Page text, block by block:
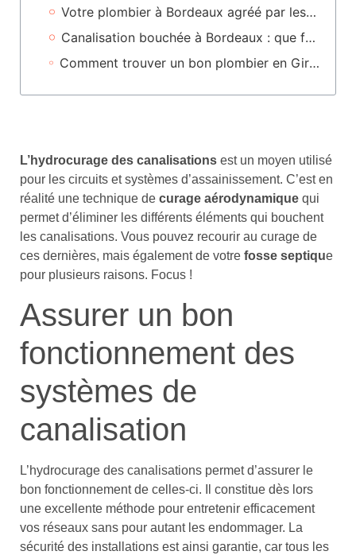
Votre plombier à Bordeaux agréé par les assurances
Canalisation bouchée à Bordeaux : que faire ?
Comment trouver un bon plombier en Gironde ou en Nouvelle-Aquitaine ?
L’hydrocurage des canalisations est un moyen utilisé
pour les circuits et systèmes d’assainissement. C’est en
réalité une technique de curage aérodynamique qui
permet d’éliminer les différents éléments qui bouchent
les canalisations. Vous pouvez recourir au curage de
ces dernières, mais également de votre fosse septique
pour plusieurs raisons. Focus !
Assurer un bon
fonctionnement des
systèmes de
canalisation
L’hydrocurage des canalisations permet d’assurer le
bon fonctionnement de celles-ci. Il constitue dès lors
une excellente méthode pour entretenir efficacement
vos réseaux sans pour autant les endommager. La
sécurité des installations est ainsi garantie, car tous les